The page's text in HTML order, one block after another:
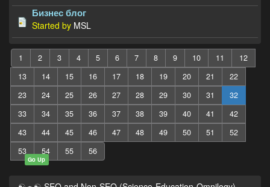
Бизнес блог
Started by MSL
1 2 3 4 5 6 7 8 9 10 11
12
13
14 15 16 17 18 19 20 21
22
23
24 25 26 27 28 29 30 31
32
33
34 35 36 37 38 39 40 41
42
43
44 45 46 47 48 49 50 51
52
53
54 55 56
Go Up